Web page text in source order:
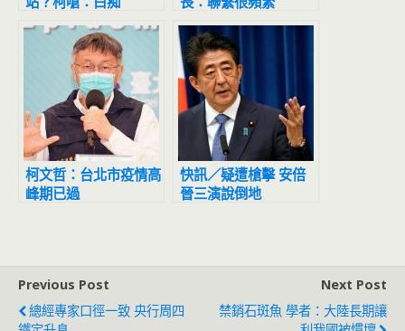
柯文哲：台北市疫情高
峰期已過
快訊／疑遭槍擊 安倍
晉三演說倒地
Previous Post
總經專家口徑一致 央行周四
Next Post
禁銷石斑魚 學者：大陸長期讓